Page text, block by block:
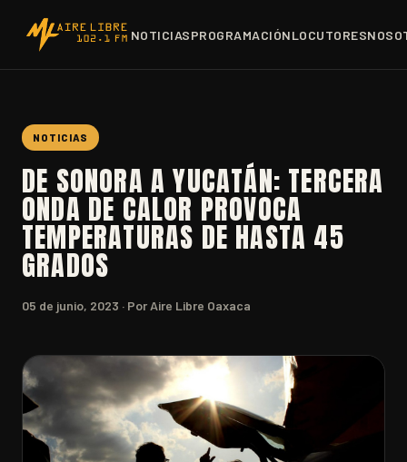
NOTICIASPROGRAMACIÓNLOCUTORES
NOTICIAS
DE SONORA A YUCATÁN: TERCERA
ONDA DE CALOR PROVOCA
TEMPERATURAS DE HASTA 45
GRADOS
05 de junio, 2023 · Por Aire Libre Oaxaca